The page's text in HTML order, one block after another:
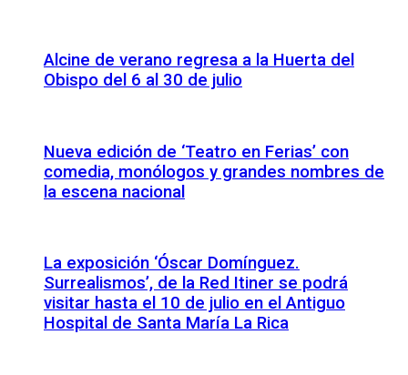
Alcine de verano regresa a la Huerta del
Obispo del 6 al 30 de julio
Nueva edición de ‘Teatro en Ferias’ con
comedia, monólogos y grandes nombres de
la escena nacional
La exposición ‘Óscar Domínguez.
Surrealismos’, de la Red Itiner se podrá
visitar hasta el 10 de julio en el Antiguo
Hospital de Santa María La Rica